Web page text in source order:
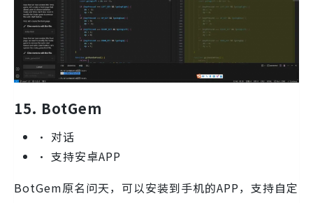
15. BotGem
• 对话
• 支持安卓APP
BotGem原名问天，可以安装到手机的APP，支持自定